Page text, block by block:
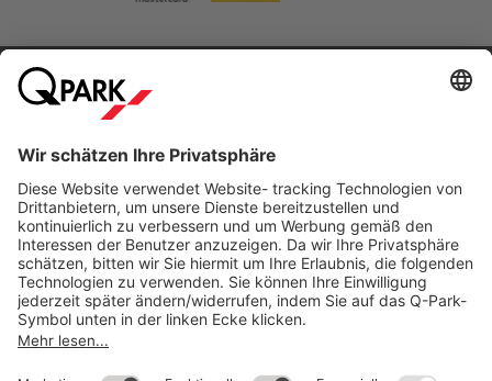
Mehr über
Hilfe
Direkt zum